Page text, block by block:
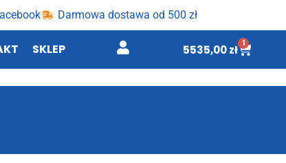
Darmowa dostawa od 500 zł
SKLEP 5535,00zł 1